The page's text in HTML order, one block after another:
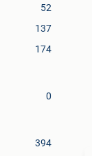
52
137
174
0
394